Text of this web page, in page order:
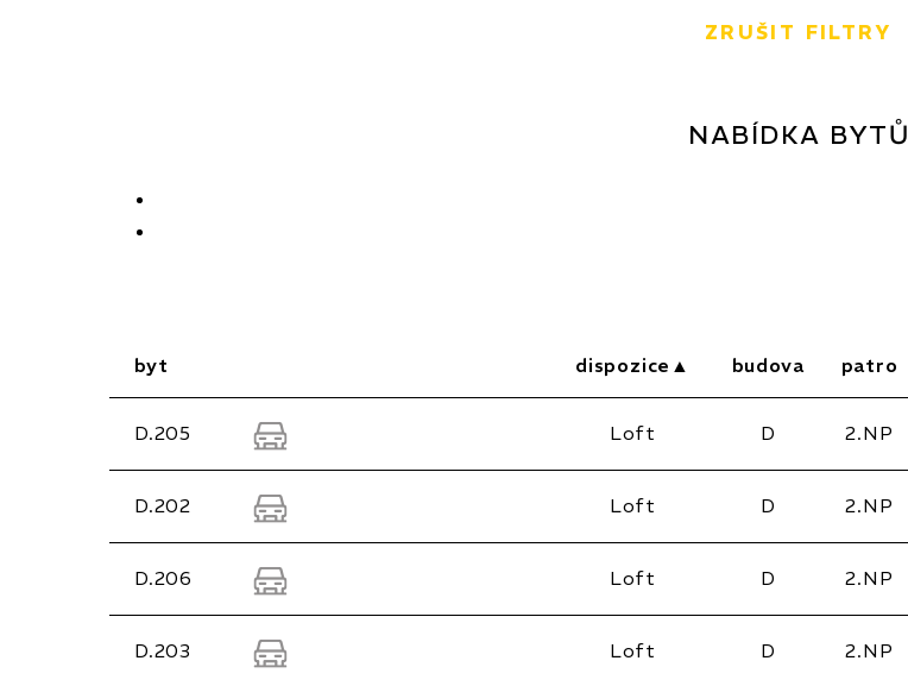
ZRUŠIT FILTRY
NABÍDKA BYTŮ
byt dispozice budova patro
D.205 Loft D 2.NP
D.202 Loft D 2.NP
D.206 Loft D 2.NP
D.203 Loft D 2.NP